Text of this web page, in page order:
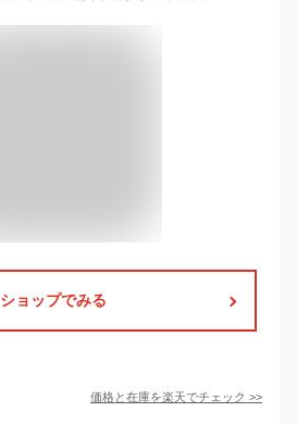
ショップでみる
価格と在庫を楽天でチェック >>